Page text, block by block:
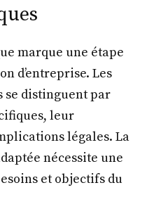
marque une étape
d’entreprise. Les
se distinguent par
leur
légales. La
nécessite une
et objectifs du